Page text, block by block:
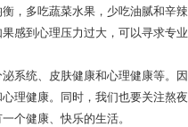
，多吃蔬菜水果，少吃油腻和辛辣
感到心理压力过大，可以寻求专业
系统、皮肤健康和心理健康等。因
理健康。同时，我们也要关注熬夜
个健康、快乐的生活。